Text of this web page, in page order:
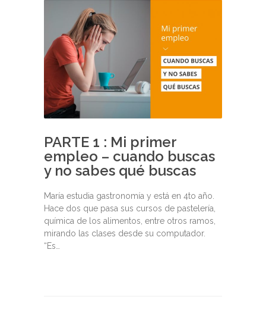
PARTE 1 : Mi primer
empleo – cuando buscas
y no sabes qué buscas
María estudia gastronomía y está en 4to año.
Hace dos que pasa sus cursos de pastelería,
química de los alimentos, entre otros ramos,
mirando las clases desde su computador.
“Es…